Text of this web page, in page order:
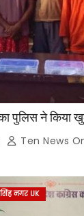
पुलिस ने किया
Ten News
नगर UK